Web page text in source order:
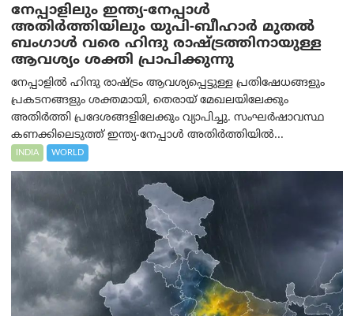
നേപ്പാളിലും ഇന്ത്യ-നേപ്പാൾ
അതിർത്തിയിലും യുപി-ബീഹാർ മുതൽ
ബംഗാൾ വരെ ഹിന്ദു രാഷ്ട്രത്തിനായുള്ള
ആവശ്യം ശക്തി പ്രാപിക്കുന്നു
നേപ്പാളിൽ ഹിന്ദു രാഷ്ട്രം ആവശ്യപ്പെട്ടുള്ള പ്രതിഷേധങ്ങളും
പ്രകടനങ്ങളും ശക്തമായി, തെരായ് മേഖലയിലേക്കും
അതിർത്തി പ്രദേശങ്ങളിലേക്കും വ്യാപിച്ചു. സംഘർഷാവസ്ഥ
കണക്കിലെടുത്ത് ഇന്ത്യ-നേപ്പാൾ അതിർത്തിയിൽ...
INDIA WORLD